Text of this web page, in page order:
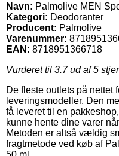
Navn: Palmolive MEN
Kategori: Deodoranter
Producent: Palmolive
Varenummer:
EAN: 8718951366718
Vurderet til 3.7ud af 5
De fleste outlets på nettet
leveringsmodeller. Den
få leveret til en
kunne hente dine varer
Metoden er altså vældig
fragtmetode ved køb af